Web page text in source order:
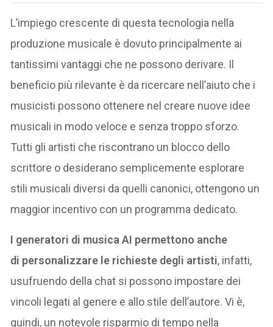
L’impiego crescente di questa tecnologia nella
produzione musicale è dovuto principalmente ai
tantissimi vantaggi che ne possono derivare. Il
beneficio più rilevante è da ricercare nell’aiuto che i
musicisti possono ottenere nel creare nuove idee
musicali in modo veloce e senza troppo sforzo.
Tutti gli artisti che riscontrano un blocco dello
scrittore o desiderano semplicemente esplorare
stili musicali diversi da quelli canonici, ottengono un
maggior incentivo con un programma dedicato.
I generatori di musica AI permettono anche
di personalizzare le richieste degli artisti, infatti,
usufruendo della chat si possono impostare dei
vincoli legati al genere e allo stile dell’autore. Vi è,
quindi, un notevole risparmio di tempo nella